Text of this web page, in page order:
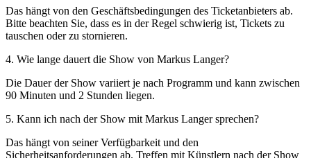
Das hängt von den Geschäftsbedingungen des Ticketanbieters ab.
Bitte beachten Sie, dass es in der Regel schwierig ist, Tickets zu
tauschen oder zu stornieren.
4. Wie lange dauert die Show von Markus Langer?
Die Dauer der Show variiert je nach Programm und kann zwischen
90 Minuten und 2 Stunden liegen.
5. Kann ich nach der Show mit Markus Langer sprechen?
Das hängt von seiner Verfügbarkeit und den
Sicherheitsanforderungen ab. Treffen mit Künstlern nach der Show